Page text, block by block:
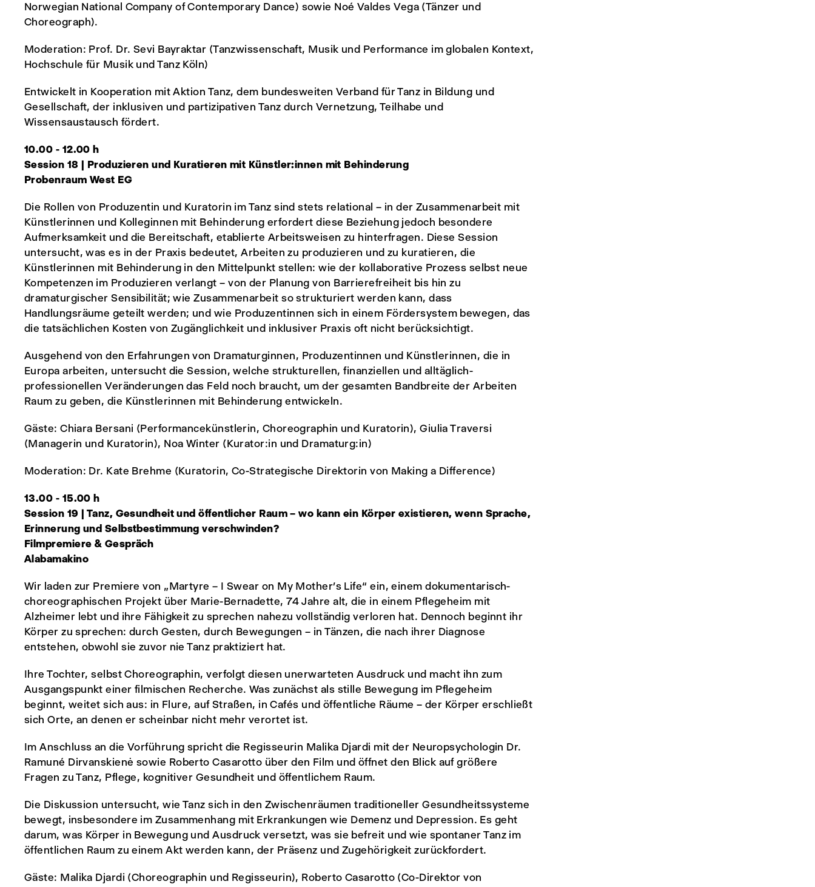
Norwegian National Company of Contemporary Dance) sowie Noé Valdes Vega (Tänzer und
Choreograph).
Moderation: Prof. Dr. Sevi Bayraktar (Tanzwissenschaft, Musik und Performance im globalen Kontext,
Hochschule für Musik und Tanz Köln)
Entwickelt in Kooperation mit Aktion Tanz, dem bundesweiten Verband für Tanz in Bildung und
Gesellschaft, der inklusiven und partizipativen Tanz durch Vernetzung, Teilhabe und
Wissensaustausch fördert.
10.00 - 12.00 h
Session 18 | Produzieren und Kuratieren mit Künstler:innen mit Behinderung
Probenraum West EG
Die Rollen von Produzentin und Kuratorin im Tanz sind stets relational – in der Zusammenarbeit mit
Künstlerinnen und Kolleginnen mit Behinderung erfordert diese Beziehung jedoch besondere
Aufmerksamkeit und die Bereitschaft, etablierte Arbeitsweisen zu hinterfragen. Diese Session
untersucht, was es in der Praxis bedeutet, Arbeiten zu produzieren und zu kuratieren, die
Künstlerinnen mit Behinderung in den Mittelpunkt stellen: wie der kollaborative Prozess selbst neue
Kompetenzen im Produzieren verlangt – von der Planung von Barrierefreiheit bis hin zu
dramaturgischer Sensibilität; wie Zusammenarbeit so strukturiert werden kann, dass
Handlungsräume geteilt werden; und wie Produzentinnen sich in einem Fördersystem bewegen, das
die tatsächlichen Kosten von Zugänglichkeit und inklusiver Praxis oft nicht berücksichtigt.
Ausgehend von den Erfahrungen von Dramaturginnen, Produzentinnen und Künstlerinnen, die in
Europa arbeiten, untersucht die Session, welche strukturellen, finanziellen und alltäglich-
professionellen Veränderungen das Feld noch braucht, um der gesamten Bandbreite der Arbeiten
Raum zu geben, die Künstlerinnen mit Behinderung entwickeln.
Gäste: Chiara Bersani (Performancekünstlerin, Choreographin und Kuratorin), Giulia Traversi
(Managerin und Kuratorin), Noa Winter (Kurator:in und Dramaturg:in)
Moderation: Dr. Kate Brehme (Kuratorin, Co-Strategische Direktorin von Making a Difference)
13.00 - 15.00 h
Session 19 | Tanz, Gesundheit und öffentlicher Raum – wo kann ein Körper existieren, wenn Sprache,
Erinnerung und Selbstbestimmung verschwinden?
Filmpremiere & Gespräch
Alabamakino
Wir laden zur Premiere von „Martyre – I Swear on My Mother’s Life“ ein, einem dokumentarisch-
choreographischen Projekt über Marie-Bernadette, 74 Jahre alt, die in einem Pflegeheim mit
Alzheimer lebt und ihre Fähigkeit zu sprechen nahezu vollständig verloren hat. Dennoch beginnt ihr
Körper zu sprechen: durch Gesten, durch Bewegungen – in Tänzen, die nach ihrer Diagnose
entstehen, obwohl sie zuvor nie Tanz praktiziert hat.
Ihre Tochter, selbst Choreographin, verfolgt diesen unerwarteten Ausdruck und macht ihn zum
Ausgangspunkt einer filmischen Recherche. Was zunächst als stille Bewegung im Pflegeheim
beginnt, weitet sich aus: in Flure, auf Straßen, in Cafés und öffentliche Räume – der Körper erschließt
sich Orte, an denen er scheinbar nicht mehr verortet ist.
Im Anschluss an die Vorführung spricht die Regisseurin Malika Djardi mit der Neuropsychologin Dr.
Ramuné Dirvanskienė sowie Roberto Casarotto über den Film und öffnet den Blick auf größere
Fragen zu Tanz, Pflege, kognitiver Gesundheit und öffentlichem Raum.
Die Diskussion untersucht, wie Tanz sich in den Zwischenräumen traditioneller Gesundheitssysteme
bewegt, insbesondere im Zusammenhang mit Erkrankungen wie Demenz und Depression. Es geht
darum, was Körper in Bewegung und Ausdruck versetzt, was sie befreit und wie spontaner Tanz im
öffentlichen Raum zu einem Akt werden kann, der Präsenz und Zugehörigkeit zurückfordert.
Gäste: Malika Djardi (Choreographin und Regisseurin), Roberto Casarotto (Co-Direktor von